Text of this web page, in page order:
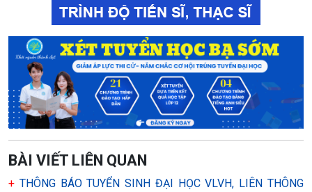
BÀI VIẾT LIÊN QUAN
+ THÔNG BÁO TUYỂN SINH ĐẠI HỌC VLVH, LIÊN THÔNG